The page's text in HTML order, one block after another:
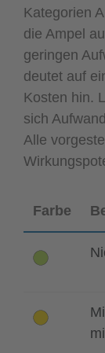
Kategorien
die Ampel
geringen
deutet auf
Kosten hin.
sich
Alle
Farbe